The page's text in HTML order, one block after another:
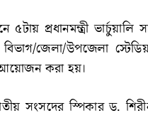
৫টায় প্রধানমন্ত্রী
জেলা/উপজেলা
আয়োজন করা হয়।
সংসদের স্পিকার ড.